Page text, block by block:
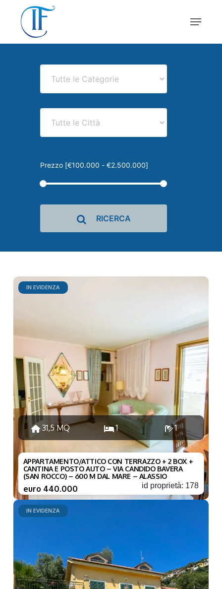
content
Menu
Prezzo [€100.000 -€2.500.000]
RICERCA
IN EVIDENZA
31,5 MQ 1 1
APPARTAMENTO/ATTICO CON TERRAZZO + 2 BOX +
CANTINA E POSTO AUTO – VIA CANDIDO BAVERA
(SAN ROCCO) – 600 M DAL MARE – ALASSIO
id proprietà: 178
euro 440.000
IN EVIDENZA
Menu